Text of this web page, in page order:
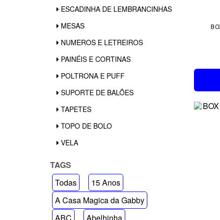
ESCADINHA DE LEMBRANCINHAS
MESAS
NUMEROS E LETREIROS
PAINÉIS E CORTINAS
POLTRONA E PUFF
SUPORTE DE BALÕES
TAPETES
TOPO DE BOLO
VELA
TAGS
Todas
15 Anos
A Casa Magica da Gabby